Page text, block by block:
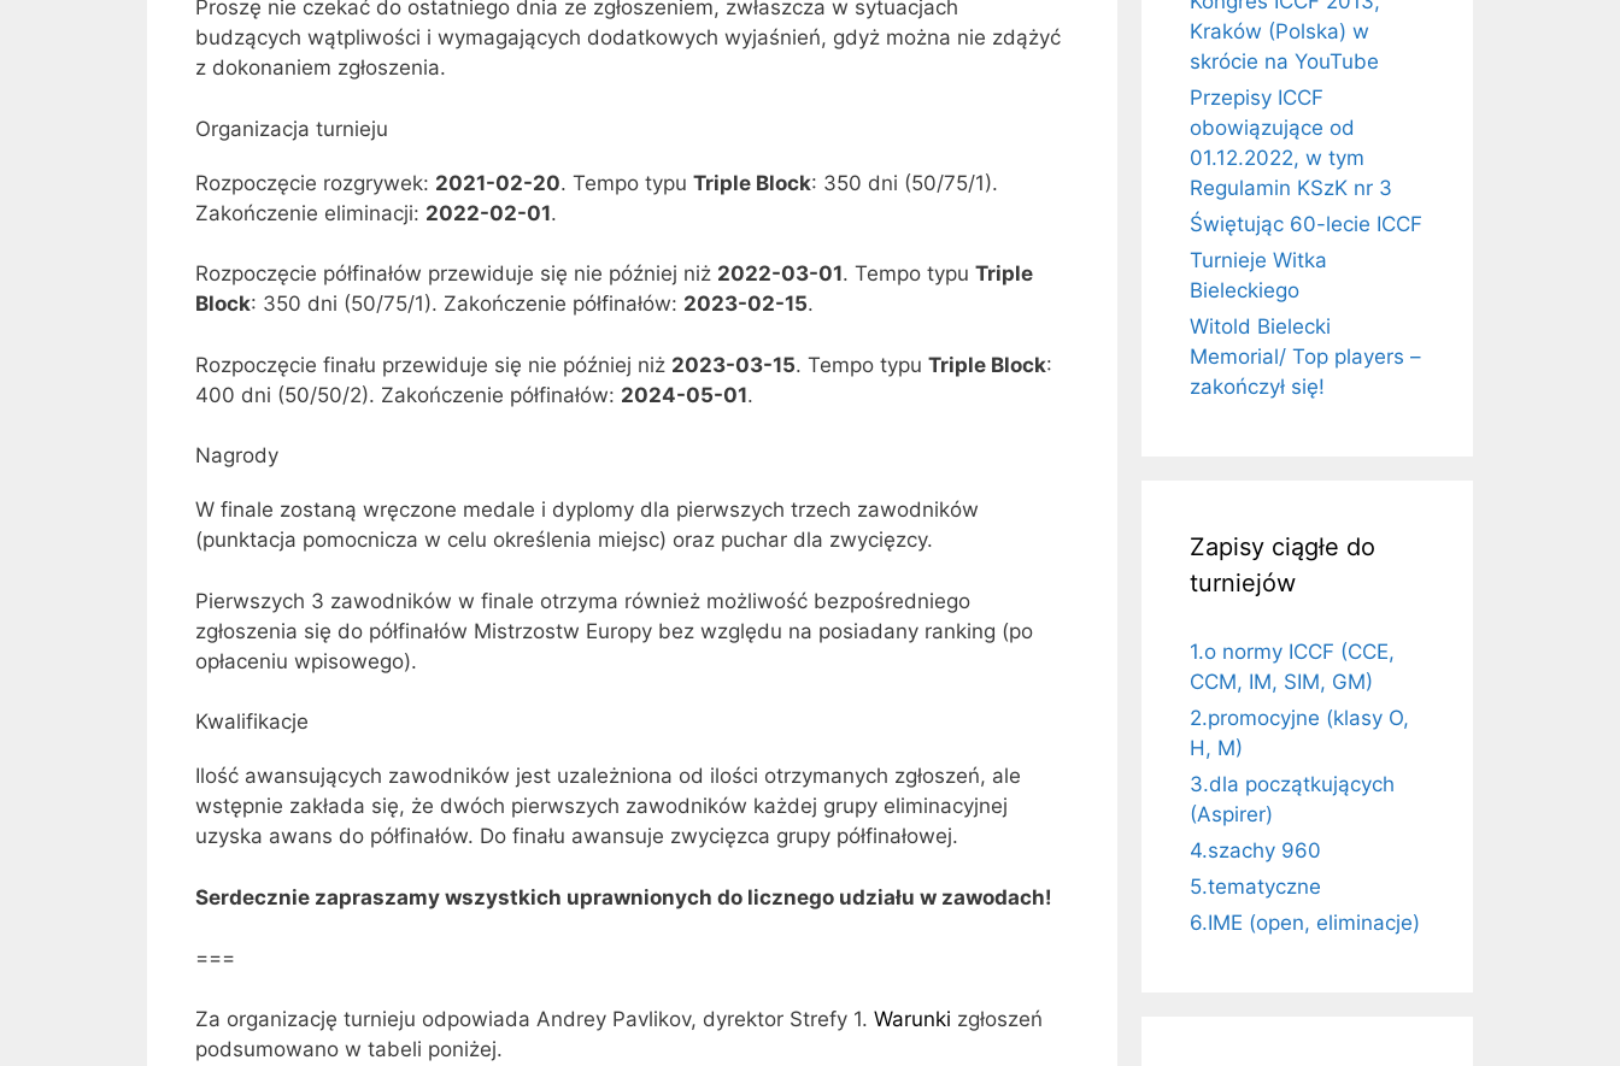
Proszę nie czekać do ostatniego dnia ze zgłoszeniem, zwłaszcza w sytuacjach
budzących wątpliwości i wymagających dodatkowych wyjaśnień, gdyż można nie zdążyć
z dokonaniem zgłoszenia.
Organizacja turnieju
Rozpoczęcie rozgrywek: 2021-02-20. Tempo typu Triple Block: 350 dni (50/75/1).
Zakończenie eliminacji: 2022-02-01.
Rozpoczęcie półfinałów przewiduje się nie później niż 2022-03-01. Tempo typu Triple
Block: 350 dni (50/75/1). Zakończenie półfinałów: 2023-02-15.
Rozpoczęcie finału przewiduje się nie później niż 2023-03-15. Tempo typu Triple Block:
400 dni (50/50/2). Zakończenie półfinałów: 2024-05-01.
Nagrody
W finale zostaną wręczone medale i dyplomy dla pierwszych trzech zawodników
(punktacja pomocnicza w celu określenia miejsc) oraz puchar dla zwycięzcy.
Pierwszych 3 zawodników w finale otrzyma również możliwość bezpośredniego
zgłoszenia się do półfinałów Mistrzostw Europy bez względu na posiadany ranking (po
opłaceniu wpisowego).
Kwalifikacje
Ilość awansujących zawodników jest uzależniona od ilości otrzymanych zgłoszeń, ale
wstępnie zakłada się, że dwóch pierwszych zawodników każdej grupy eliminacyjnej
uzyska awans do półfinałów. Do finału awansuje zwycięzca grupy półfinałowej.
Serdecznie zapraszamy wszystkich uprawnionych do licznego udziału w zawodach!
===
Za organizację turnieju odpowiada Andrey Pavlikov, dyrektor Strefy 1. Warunki zgłoszeń
podsumowano w tabeli poniżej.
Kraków (Polska) w
skrócie na YouTube
Przepisy ICCF
obowiązujące od
01.12.2022, w tym
Regulamin KSzK nr 3
Świętując 60-lecie ICCF
Turnieje Witka
Bieleckiego
Witold Bielecki
Memorial/ Top players –
zakończył się!
Zapisy ciągłe do
turniejów
1.o normy ICCF (CCE,
CCM, IM, SIM, GM)
2.promocyjne (klasy O,
H, M)
3.dla początkujących
(Aspirer)
4.szachy 960
5.tematyczne
6.IME (open, eliminacje)